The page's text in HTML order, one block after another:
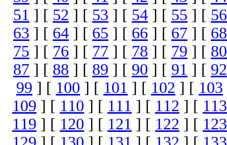
51 ] [ 52 ] [ 53 ] [ 54 ] [ 55 ] [ 56
63 ] [ 64 ] [ 65 ] [ 66 ] [ 67 ] [ 68
75 ] [ 76 ] [ 77 ] [ 78 ] [ 79 ] [ 80
87 ] [ 88 ] [ 89 ] [ 90 ] [ 91 ] [ 92
99 ] [ 100 ] [ 101 ] [ 102 ] [ 103
109 ] [ 110 ] [ 111 ] [ 112 ] [ 113
119 ] [ 120 ] [ 121 ] [ 122 ] [ 123